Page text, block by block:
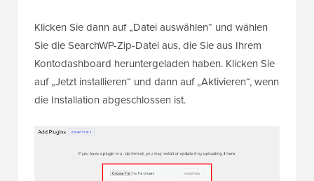
Klicken Sie dann auf „Datei auswählen“ und wählen
Sie die SearchWP-Zip-Datei aus, die Sie aus Ihrem
Kontodashboard heruntergeladen haben. Klicken Sie
auf „Jetzt installieren“ und dann auf „Aktivieren“, wenn
die Installation abgeschlossen ist.